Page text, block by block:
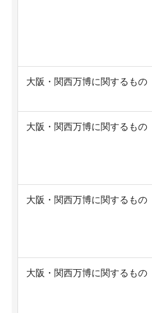
大阪・関西万博に関するもの
大阪・関西万博に関するもの
大阪・関西万博に関するもの
大阪・関西万博に関するもの